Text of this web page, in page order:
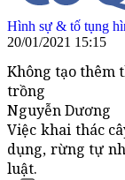
Hình sự & tố tụng
20/01/2021 15:15
Không tạo thêm
trồng
Nguyễn Dương
Việc khai thác
dụng, rừng tự
luật.